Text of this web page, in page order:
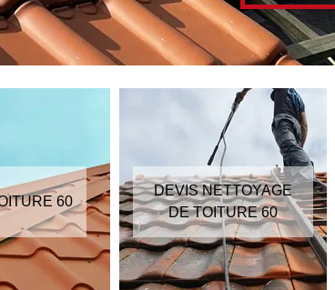
60
DEVIS NETTOYAGE
DE TOITURE 60